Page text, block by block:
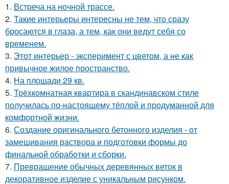
1. Встреча на ночной трассе.
2. Такие интерьеры интересны не тем, что сразу
бросаются в глаза, а тем, как они ведут себя со
временем.
3. Этот интерьер - эксперимент с цветом, а не как
привычное жилое пространство.
4. На площади 29 кв.
5. Трёхкомнатная квартира в скандинавском стиле
получилась по-настоящему тёплой и продуманной для
комфортной жизни.
6. Создание оригинального бетонного изделия - от
замешивания раствора и подготовки формы до
финальной обработки и сборки.
7. Превращение обычных деревянных веток в
декоративное изделие с уникальным рисунком.